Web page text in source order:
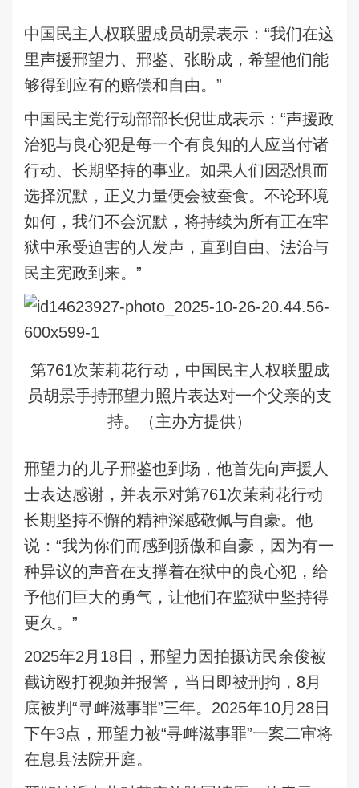
中国民主人权联盟成员胡景表示：“我们在这
里声援邢望力、邢鉴、张盼成，希望他们能
够得到应有的赔偿和自由。”
中国民主党行动部部长倪世成表示：“声援政
治犯与良心犯是每一个有良知的人应当付诸
行动、长期坚持的事业。如果人们因恐惧而
选择沉默，正义力量便会被蚕食。不论环境
如何，我们不会沉默，将持续为所有正在牢
狱中承受迫害的人发声，直到自由、法治与
民主宪政到来。”
第761次茉莉花行动，中国民主人权联盟成
员胡景手持邢望力照片表达对一个父亲的支
持。（主办方提供）
邢望力的儿子邢鉴也到场，他首先向声援人
士表达感谢，并表示对第761次茉莉花行动
长期坚持不懈的精神深感敬佩与自豪。他
说：“我为你们而感到骄傲和自豪，因为有一
种异议的声音在支撑着在狱中的良心犯，给
予他们巨大的勇气，让他们在监狱中坚持得
更久。”
2025年2月18日，邢望力因拍摄访民余俊被
截访殴打视频并报警，当日即被刑拘，8月
底被判“寻衅滋事罪”三年。2025年10月28日
下午3点，邢望力被“寻衅滋事罪”一案二审将
在息县法院开庭。